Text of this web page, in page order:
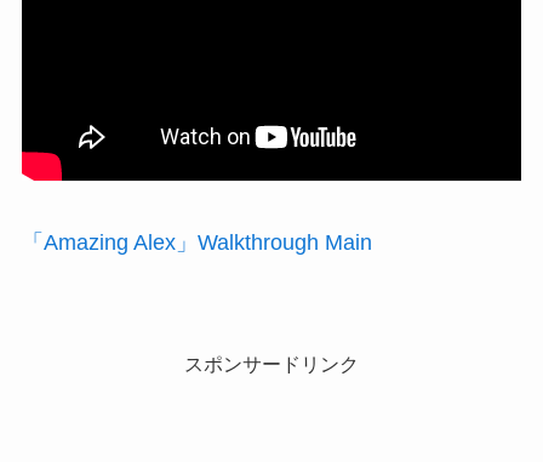
「Amazing Alex」Walkthrough Main
スポンサードリンク